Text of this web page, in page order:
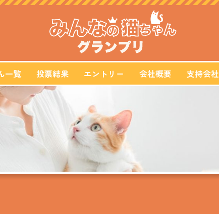
一覧 投票結果 エントリー 会社概要 支持会社